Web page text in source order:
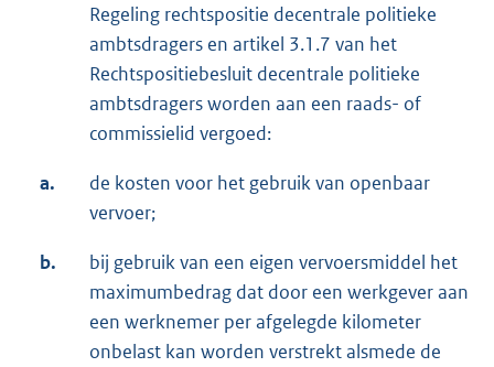
Regeling rechtspositie decentrale politieke
ambtsdragers en artikel 3.1.7 van het
Rechtspositiebesluit decentrale politieke
ambtsdragers worden aan een raads- of
commissielid vergoed:
a.
de kosten voor het gebruik van openbaar
vervoer;
b.
bij gebruik van een eigen vervoersmiddel het
maximumbedrag dat door een werkgever aan
een werknemer per afgelegde kilometer
onbelast kan worden verstrekt alsmede de